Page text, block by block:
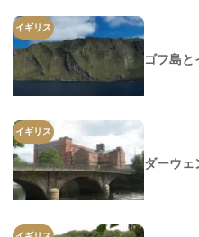
イギリス
ゴフ島と
イギリス
ダーウェ